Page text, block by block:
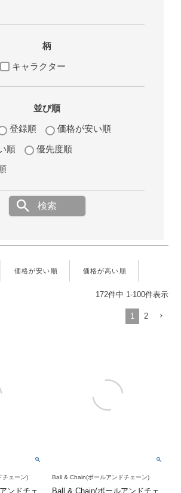
柄
キャラクター
並び順
登録順
価格が安い順
順
優先度順
検索
価格が安い順 価格が高い順
172件中 1-100件表示
1 2
チェーン)
ンドチェ
Ball & Chain(ボールアンドチェーン)
Ball & Chain(ボールアンドチェ